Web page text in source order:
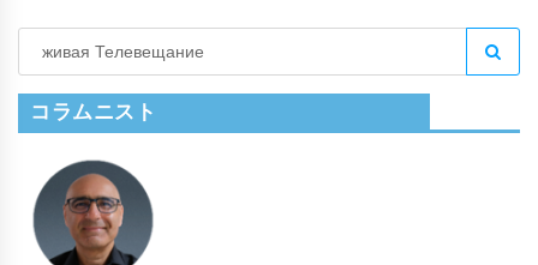
コラムニスト